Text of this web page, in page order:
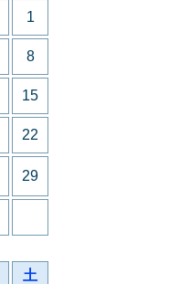
1
8
15
22
29
土